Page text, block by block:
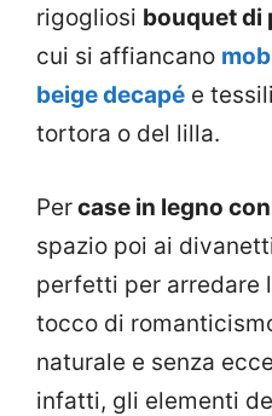
rigogliosi bouquet di
cui si affiancano
beige decapé e
tortora o del lilla.
Percase in legno
spazio poi ai
perfetti per arredare
tocco di
naturale e senza
infatti, gli elementi